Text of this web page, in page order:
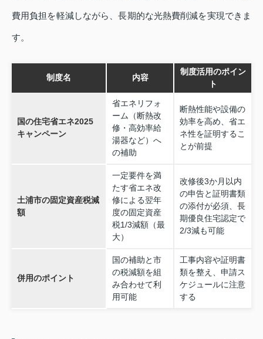
費用負担を軽減しながら、長期的な光熱費削減を実現できま
す。
制度名 内容
制度活用のポイン
ト
国の住宅省エネ2025
キャンペーン
省エネリフォ
ーム（断熱改
修・高効率給
湯器など）へ
の補助
断熱性能や設備の
効率を高め、省エ
ネ性を証明するこ
とが前提
土浦市の固定資産税減
額
一定要件を満
たす省エネ改
修による翌年
度の固定資産
税1/3減額（最
大）
改修後3か月以内
の申告と証明書類
の添付が必須、長
期優良住宅認定で
2/3減も可能
併用のポイント
国の補助と市
の税減額を組
み合わせて利
用可能
工事内容や証明書
類を整え、申請ス
ケジュールに注意
する